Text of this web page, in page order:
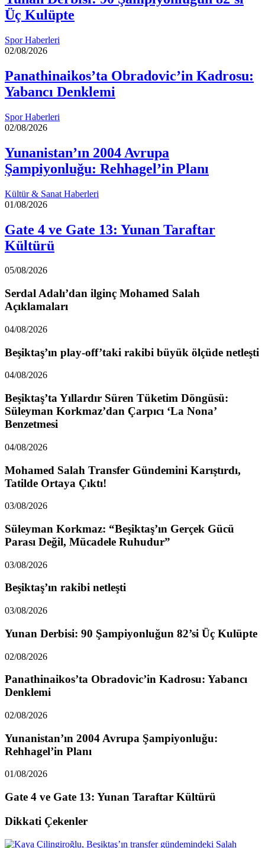
Üç Kulüpte
Spor Haberleri
02/08/2026
Panathinaikos’ta Obradovic’in Kadrosu:
Yabancı Denklemi
Spor Haberleri
02/08/2026
Yunanistan’ın 2004 Avrupa
Şampiyonluğu: Rehhagel’in Planı
Kültür & Sanat Haberleri
01/08/2026
Gate 4 ve Gate 13: Yunan Taraftar
Kültürü
05/08/2026
Serdal Adalı’dan ilginç Mohamed Salah
Açıklamaları
04/08/2026
Beşiktaş’ın play-off’taki rakibi büyük ölçüde netleşti
04/08/2026
Beşiktaş’ta Yıllardır Süren Tüketim Döngüsü:
Süleyman Korkmaz’dan Çarpıcı ‘La Nona’
Benzetmesi
04/08/2026
Mohamed Salah Transfer Gündemini Karıştırdı,
Tatilde Ortaya Çıktı!
03/08/2026
Süleyman Korkmaz: “Beşiktaş’ın Gerçek Gücü
Parası Değil, Mücadele Ruhudur”
03/08/2026
Beşiktaş’ın rakibi netleşti
03/08/2026
Yunan Derbisi: 90 Şampiyonluğun 82’si Üç Kulüpte
02/08/2026
Panathinaikos’ta Obradovic’in Kadrosu: Yabancı
Denklemi
02/08/2026
Yunanistan’ın 2004 Avrupa Şampiyonluğu:
Rehhagel’in Planı
01/08/2026
Gate 4 ve Gate 13: Yunan Taraftar Kültürü
Dikkati Çekenler